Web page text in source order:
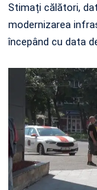
Stimați călători,
modernizarea
începând cu data